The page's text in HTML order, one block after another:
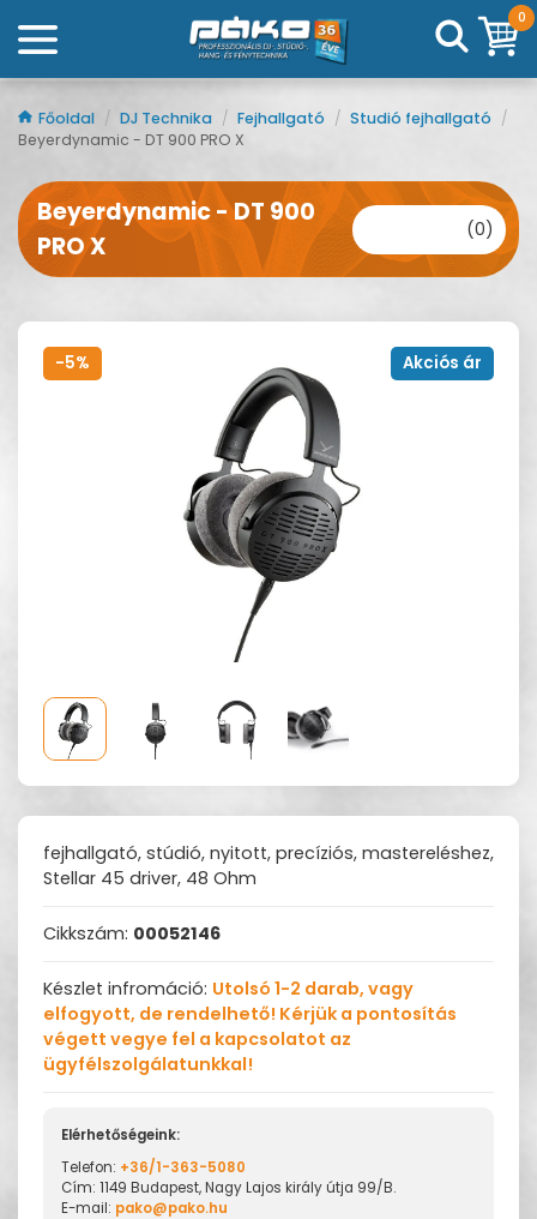
0
Főoldal / DJ Technika / Fejhallgató / Studió fejhallgató /
Beyerdynamic - DT 900 PRO X
Beyerdynamic - DT 900
PRO X
(0)
-5% Akciós ár
fejhallgató, stúdió, nyitott, precíziós, mastereléshez,
Stellar 45 driver, 48 Ohm
Cikkszám: 00052146
Készlet infromáció: Utolsó 1-2 darab, vagy
elfogyott, de rendelhető! Kérjük a pontosítás
végett vegye fel a kapcsolatot az
ügyfélszolgálatunkkal!
Elérhetőségeink:
Telefon: +36/1-363-5080
Cím: 1149 Budapest, Nagy Lajos király útja 99/B.
E-mail: pako@pako.hu